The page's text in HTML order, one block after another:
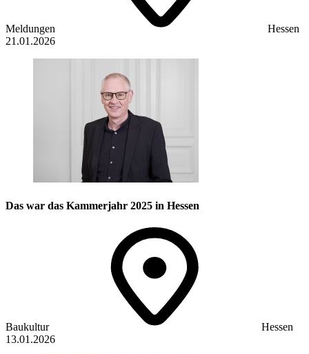
Meldungen
Hessen
21.01.2026
Das war das Kammerjahr 2025 in Hessen
Baukultur
Hessen
13.01.2026